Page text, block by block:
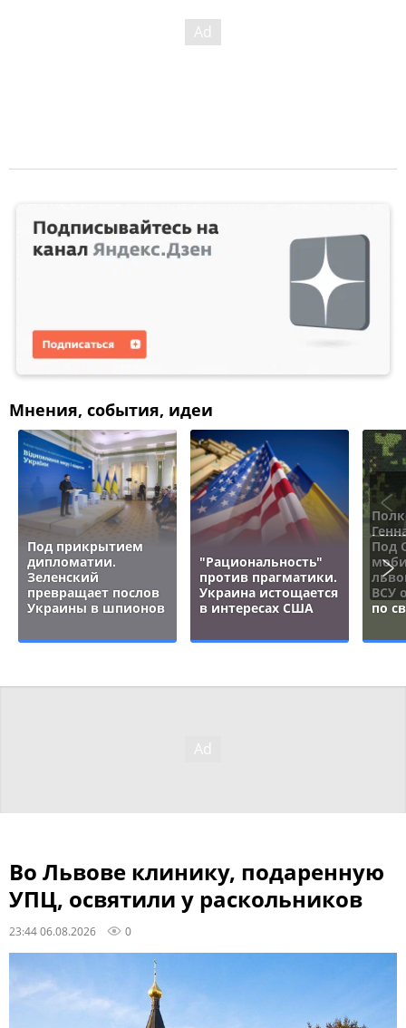
Мнения, события, идеи
Под прикрытием
дипломатии.
Зеленский
превращает послов
Украины в шпионов
"Рациональность"
против прагматики.
Украина истощается
в интересах США
Под
ВСУ
по
Во Львове клинику, подаренную
УПЦ, освятили у раскольников
23:44 06.08.2026 0